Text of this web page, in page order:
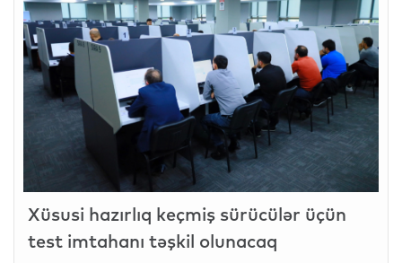
Xüsusi hazırlıq keçmiş sürücülər üçün
test imtahanı təşkil olunacaq